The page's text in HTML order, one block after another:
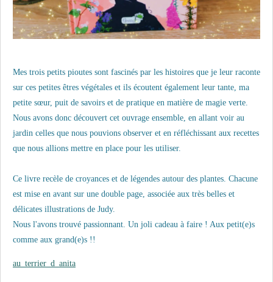
Mes trois petits pioutes sont fascinés par les histoires que je leur raconte
sur ces petites êtres végétales et ils écoutent également leur tante, ma
petite sœur, puit de savoirs et de pratique en matière de magie verte.
Nous avons donc découvert cet ouvrage ensemble, en allant voir au
jardin celles que nous pouvions observer et en réfléchissant aux recettes
que nous allions mettre en place pour les utiliser.
Ce livre recèle de croyances et de légendes autour des plantes. Chacune
est mise en avant sur une double page, associée aux très belles et
délicates illustrations de Judy.
Nous l'avons trouvé passionnant. Un joli cadeau à faire ! Aux petit(e)s
comme aux grand(e)s !!
au_terrier_d_anita